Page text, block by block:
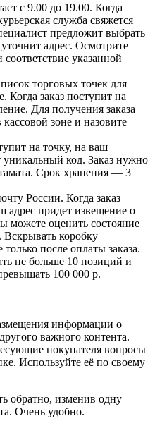
с 9.00 до 19.00. Когда
служба свяжется
предложит выбрать
адрес. Осмотрите
указанной
торговых точек для
Когда заказ поступит на
Для получения заказа
зоне и назовите
на точку, на ваш
код. Заказ нужно
Срок хранения — 3
России. Когда заказ
адрес придет извещение о
можете оценить состояние
Вскрывать коробку
после оплаты заказа.
не больше 10 позиций и
100 000 р.
информации о
важного контента.
покупателя вопросы
Используйте её по своему
обратно, изменив одну
Очень удобно.